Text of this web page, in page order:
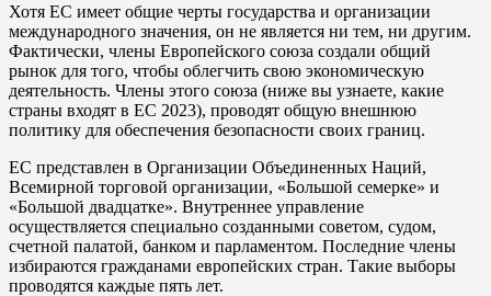
Хотя ЕС имеет общие черты государства и организации
международного значения, он не является ни тем, ни другим.
Фактически, члены Европейского союза создали общий
рынок для того, чтобы облегчить свою экономическую
деятельность. Члены этого союза (ниже вы узнаете, какие
страны входят в ЕС 2023), проводят общую внешнюю
политику для обеспечения безопасности своих границ.
ЕС представлен в Организации Объединенных Наций,
Всемирной торговой организации, «Большой семерке» и
«Большой двадцатке». Внутреннее управление
осуществляется специально созданными советом, судом,
счетной палатой, банком и парламентом. Последние члены
избираются гражданами европейских стран. Такие выборы
проводятся каждые пять лет.